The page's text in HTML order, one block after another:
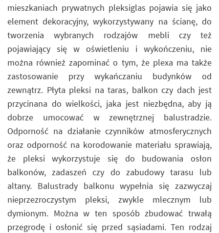
mieszkaniach prywatnych pleksiglas pojawia się jako
element dekoracyjny, wykorzystywany na ścianę, do
tworzenia wybranych rodzajów mebli czy też
pojawiający się w oświetleniu i wykończeniu, nie
można również zapominać o tym, że plexa ma także
zastosowanie przy wykańczaniu budynków od
zewnątrz. Płyta pleksi na taras, balkon czy dach jest
przycinana do wielkości, jaka jest niezbędna, aby ją
dobrze umocować w zewnętrznej balustradzie.
Odporność na działanie czynników atmosferycznych
oraz odporność na korodowanie materiału sprawiają,
że pleksi wykorzystuje się do budowania osłon
balkonów, zadaszeń czy do zabudowy tarasu lub
altany. Balustrady balkonu wypełnia się zazwyczaj
nieprzezroczystym pleksi, zwykle mlecznym lub
dymionym. Można w ten sposób zbudować trwałą
przegrodę i osłonić się przed sąsiadami. Ten rodzaj